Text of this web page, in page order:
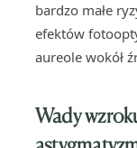
bardzo małe
efektów
aureole wokół
Wady